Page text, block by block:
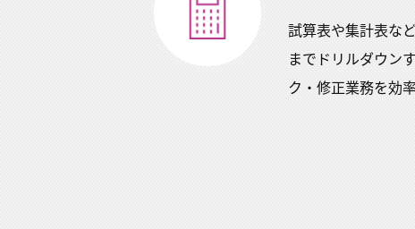
試算表や集計表な
までドリルダウン
ク・修正業務を効